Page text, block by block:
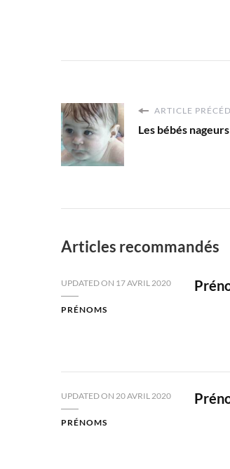
ARTICLE
Les bébés nageurs
Articles recommandés
UPDATED ON 17 AVRIL 2020
PRÉNOMS
UPDATED ON 20 AVRIL 2020
PRÉNOMS